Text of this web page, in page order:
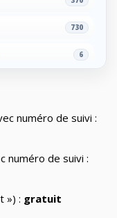
730
6
265
numéro de suivi :
numéro de suivi :
») : gratuit